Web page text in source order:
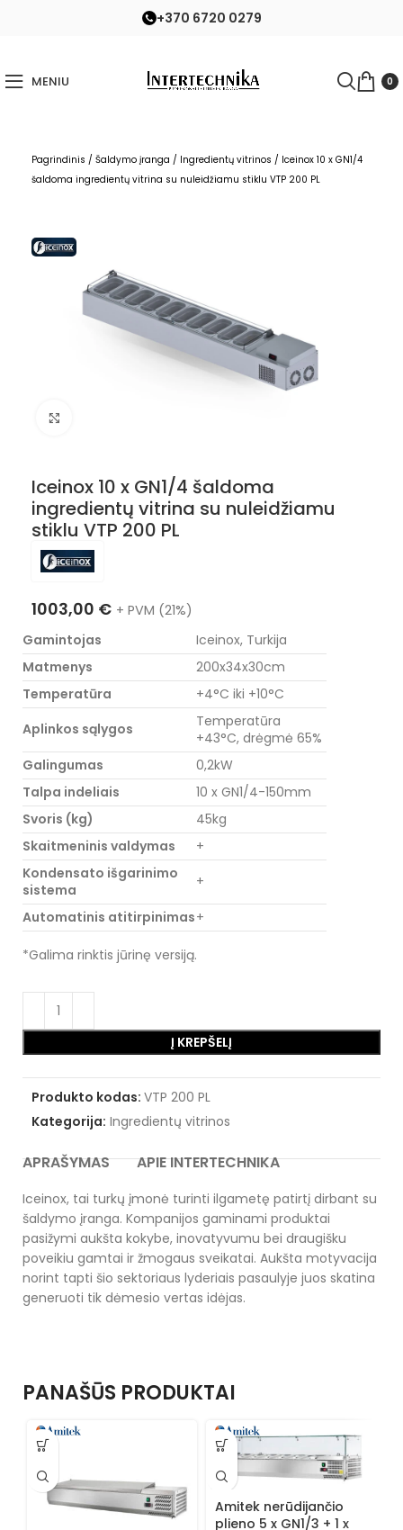
+370 6720 0279
MENIU 0
Pagrindinis / Šaldymo įranga / Ingredientų vitrinos / Iceinox 10 x GN1/4
šaldoma ingredientų vitrina su nuleidžiamu stiklu VTP 200 PL
Iceinox 10 x GN1/4 šaldoma
ingredientų vitrina su nuleidžiamu
stiklu VTP 200 PL
1003,00 € + PVM (21%)
Gamintojas
Iceinox, Turkija
Matmenys
200x34x30cm
Temperatūra
+4°C iki +10°C
Aplinkos sąlygos
Temperatūra
+43°C, drėgmė 65%
Galingumas
0,2kW
Talpa indeliais
10 x GN1/4-150mm
Svoris (kg)
45kg
Skaitmeninis valdymas
+
Kondensato išgarinimo
sistema
+
Automatinis atitirpinimas+
*Galima rinktis jūrinę versiją.
Į KREPŠELĮ
Produkto kodas: VTP 200 PL
Kategorija: Ingredientų vitrinos
APRAŠYMAS APIE INTERTECHNIKA
Iceinox, tai turkų įmonė turinti ilgametę patirtį dirbant su
šaldymo įranga. Kompanijos gaminami produktai
pasižymi aukšta kokybe, inovatyvumu bei draugišku
poveikiu gamtai ir žmogaus sveikatai. Aukšta motyvacija
norint tapti šio sektoriaus lyderiais pasaulyje juos skatina
generuoti tik dėmesio vertas idėjas.
PANAŠŪS PRODUKTAI
Amitek nerūdijančio
plieno 5 x GN1/3 + 1 x